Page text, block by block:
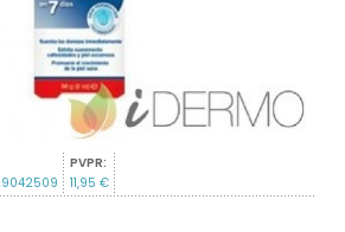
PVPR:
11,95 €